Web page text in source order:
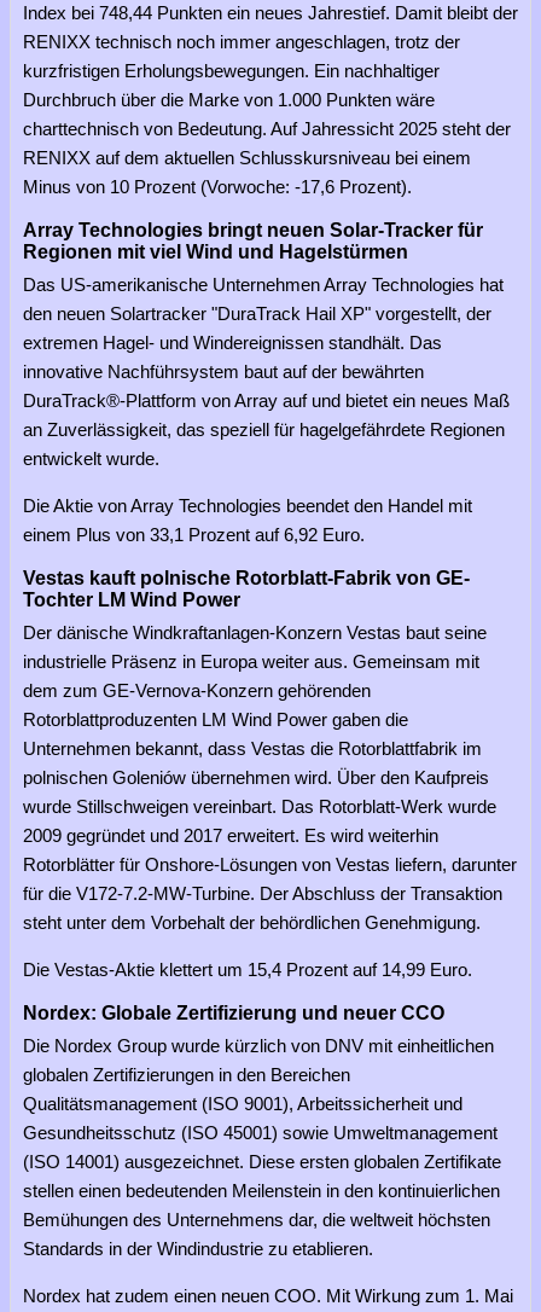
Index bei 748,44 Punkten ein neues Jahrestief. Damit bleibt der
RENIXX technisch noch immer angeschlagen, trotz der
kurzfristigen Erholungsbewegungen. Ein nachhaltiger
Durchbruch über die Marke von 1.000 Punkten wäre
charttechnisch von Bedeutung. Auf Jahressicht 2025 steht der
RENIXX auf dem aktuellen Schlusskursniveau bei einem
Minus von 10 Prozent (Vorwoche: -17,6 Prozent).
Array Technologies bringt neuen Solar-Tracker für
Regionen mit viel Wind und Hagelstürmen
Das US-amerikanische Unternehmen Array Technologies hat
den neuen Solartracker "DuraTrack Hail XP" vorgestellt, der
extremen Hagel- und Windereignissen standhält. Das
innovative Nachführsystem baut auf der bewährten
DuraTrack®-Plattform von Array auf und bietet ein neues Maß
an Zuverlässigkeit, das speziell für hagelgefährdete Regionen
entwickelt wurde.
Die Aktie von Array Technologies beendet den Handel mit
einem Plus von 33,1 Prozent auf 6,92 Euro.
Vestas kauft polnische Rotorblatt-Fabrik von GE-
Tochter LM Wind Power
Der dänische Windkraftanlagen-Konzern Vestas baut seine
industrielle Präsenz in Europa weiter aus. Gemeinsam mit
dem zum GE-Vernova-Konzern gehörenden
Rotorblattproduzenten LM Wind Power gaben die
Unternehmen bekannt, dass Vestas die Rotorblattfabrik im
polnischen Goleniów übernehmen wird. Über den Kaufpreis
wurde Stillschweigen vereinbart. Das Rotorblatt-Werk wurde
2009 gegründet und 2017 erweitert. Es wird weiterhin
Rotorblätter für Onshore-Lösungen von Vestas liefern, darunter
für die V172-7.2-MW-Turbine. Der Abschluss der Transaktion
steht unter dem Vorbehalt der behördlichen Genehmigung.
Die Vestas-Aktie klettert um 15,4 Prozent auf 14,99 Euro.
Nordex: Globale Zertifizierung und neuer CCO
Die Nordex Group wurde kürzlich von DNV mit einheitlichen
globalen Zertifizierungen in den Bereichen
Qualitätsmanagement (ISO 9001), Arbeitssicherheit und
Gesundheitsschutz (ISO 45001) sowie Umweltmanagement
(ISO 14001) ausgezeichnet. Diese ersten globalen Zertifikate
stellen einen bedeutenden Meilenstein in den kontinuierlichen
Bemühungen des Unternehmens dar, die weltweit höchsten
Standards in der Windindustrie zu etablieren.
Nordex hat zudem einen neuen COO. Mit Wirkung zum 1. Mai